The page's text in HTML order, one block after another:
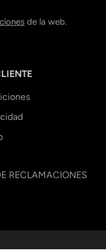
de la web.
RECLAMACIONES